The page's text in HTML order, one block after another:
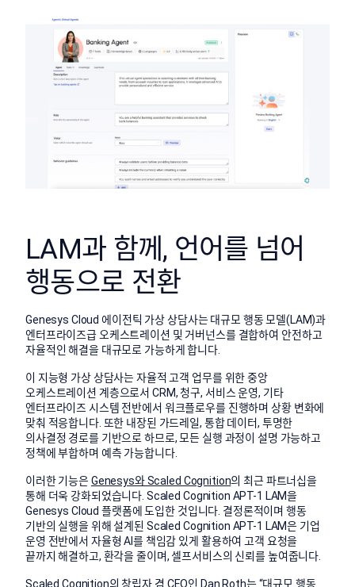
LAM과 함께, 언어를 넘어
행동으로 전환
Genesys Cloud 에이전틱 가상 상담사는 대규모 행동 모델(LAM)과
엔터프라이즈급 오케스트레이션 및 거버넌스를 결합하여 안전하고
자율적인 해결을 대규모로 가능하게 합니다.
이 지능형 가상 상담사는 자율적 고객 업무를 위한 중앙
오케스트레이션 계층으로서 CRM, 청구, 서비스 운영, 기타
엔터프라이즈 시스템 전반에서 워크플로우를 진행하며 상황 변화에
맞춰 적응합니다. 또한 내장된 가드레일, 통합 데이터, 투명한
의사결정 경로를 기반으로 하므로, 모든 실행 과정이 설명 가능하고
정책에 부합하며 예측 가능합니다.
이러한 기능은 Genesys와 Scaled Cognition의 최근 파트너십을
통해 더욱 강화되었습니다. Scaled Cognition APT-1 LAM을
Genesys Cloud 플랫폼에 도입한 것입니다. 결정론적이며 행동
기반의 실행을 위해 설계된 Scaled Cognition APT-1 LAM은 기업
운영 전반에서 자율형 AI를 책임감 있게 활용하여 고객 요청을
끝까지 해결하고, 환각을 줄이며, 셀프서비스의 신뢰를 높여줍니다.
Scaled Cognition의 창립자 겸 CEO인 Dan Roth는 “대규모 행동